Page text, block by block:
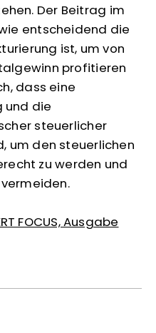
Der Beitrag im
wie entscheidend die
ist, um von
profitieren
dass eine
und die
steuerlicher
um den steuerlichen
zu werden und
FOCUS, Ausgabe